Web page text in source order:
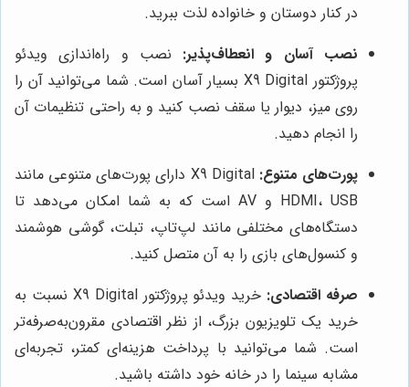
در کنار دوستان و خانواده لذت ببرید.
نصب آسان و انعطاف‌پذیر: نصب و راه‌اندازی ویدئو
پروژکتور X9 Digital بسیار آسان است. شما می‌توانید آن را
روی میز، دیوار یا سقف نصب کنید و به راحتی تنظیمات آن
را انجام دهید.
پورت‌های متنوع:
X9 Digital دارای پورت‌های متنوعی مانند
HDMI، USB و AV است که به شما امکان می‌دهد تا
دستگاه‌های مختلفی مانند لپ‌تاپ، تبلت، گوشی هوشمند
و کنسول‌های بازی را به آن متصل کنید.
صرفه اقتصادی:
خرید ویدئو پروژکتور X9 Digital نسبت به
خرید یک تلویزیون بزرگ، از نظر اقتصادی مقرون‌به‌صرفه‌تر
است. شما می‌توانید با پرداخت هزینه‌ای کمتر، تجربه‌ای
مشابه سینما را در خانه خود داشته باشید.